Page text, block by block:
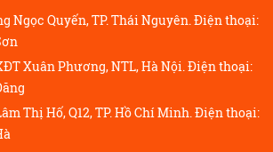
Ngọc Quyến, TP. Thái Nguyên. Điện thoại:
Xuân Phương, NTL, Hà Nội. Điện thoại:
Thị Hố, Q12, TP. Hồ Chí Minh. Điện thoại: